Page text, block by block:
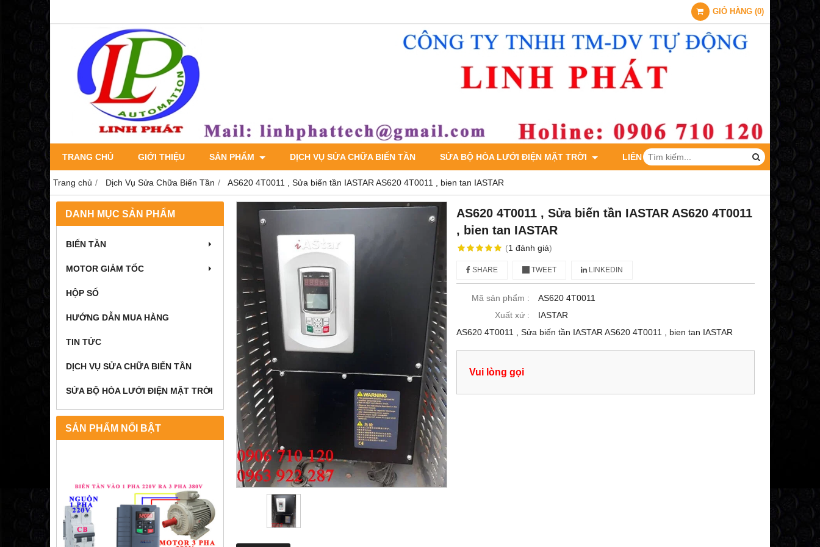
GIỎ HÀNG (0)
TRANG CHỦ GIỚI THIỆU SẢN PHẨM DỊCH VỤ SỬA CHỮA BIẾN TẦN SỬA BỘ HÒA LƯỚI ĐIỆN MẶT TRỜI LIÊN HỆ
Trang chủ Dịch Vụ Sửa Chữa Biến Tần AS620 4T0011 , Sửa biến tần IASTAR AS620 4T0011 , bien tan IASTAR
DANH MỤC SẢN PHẨM
BIẾN TẦN
MOTOR GIẢM TỐC
HỘP SỐ
HƯỚNG DẪN MUA HÀNG
TIN TỨC
DỊCH VỤ SỬA CHỮA BIẾN TẦN
SỬA BỘ HÒA LƯỚI ĐIỆN MẶT TRỜI
SẢN PHẨM NỔI BẬT
AS620 4T0011 , Sửa biến tần IASTAR AS620 4T0011
, bien tan IASTAR
(1 đánh giá)
SHARE TWEET LINKEDIN
Mã sản phẩm :
AS620 4T0011
Xuất xứ :
IASTAR
AS620 4T0011 , Sửa biến tần IASTAR AS620 4T0011 , bien tan IASTAR
Vui lòng gọi